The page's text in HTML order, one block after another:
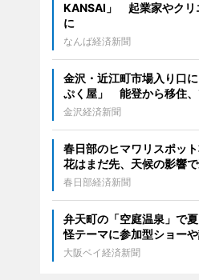
KANSAI」 起業家やクリ
に
なんば経済新聞
金沢・近江町市場入り口
ぷく屋」 能登から移住、
金沢経済新聞
春日部のヒマワリスポッ
花はまだ先、天候の影響
春日部経済新聞
弁天町の「空庭温泉」で
怪テーマに参加型ショー
大阪ベイ経済新聞